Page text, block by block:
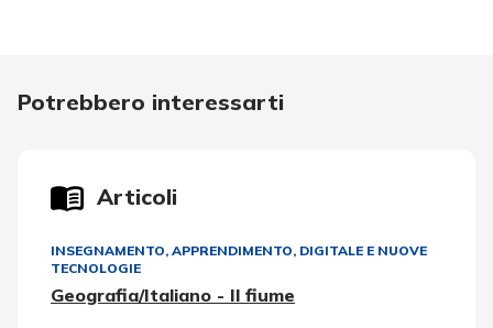
Potrebbero interessarti
Articoli
INSEGNAMENTO, APPRENDIMENTO, DIGITALE E NUOVE
TECNOLOGIE
Geografia/Italiano - Il fiume